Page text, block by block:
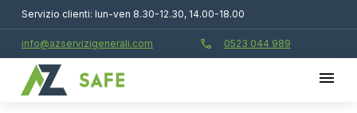
Servizio clienti: lun-ven 8.30-12.30, 14.00-18.00
info@azservizigenerali.com call 0523 044 989